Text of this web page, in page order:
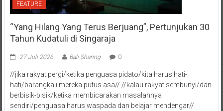
FEATURE
“Yang Hilang Yang Terus Berjuang”, Pertunjukan 30
Tahun Kudatuli di Singaraja
27 Juli 2026 Bali Sharing 0
//jika rakyat pergi/ketika penguasa pidato/kita harus hati-
hati/barangkali mereka putus asa// //kalau rakyat sembunyi/dan
berbisik-bisik/ketika membicarakan masalahnya
sendiri/penguasa harus waspada dan belajar mendengar//